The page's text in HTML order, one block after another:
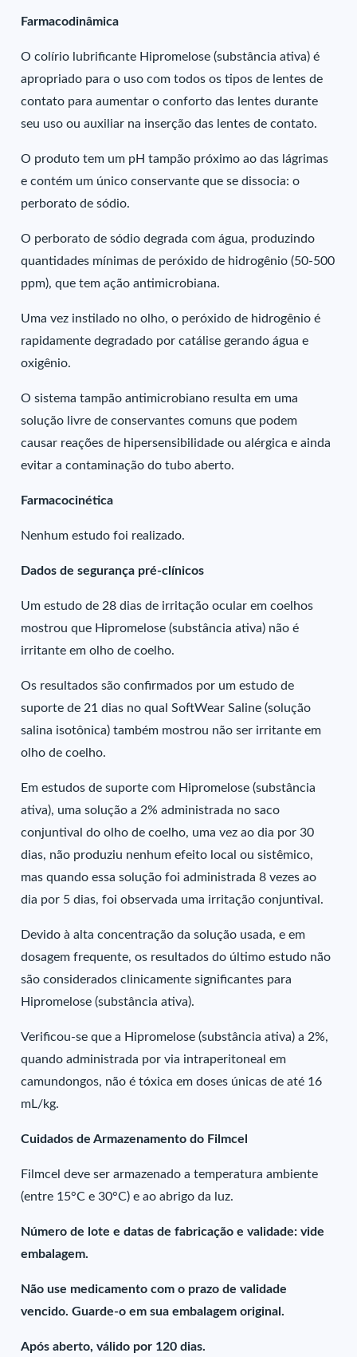
Farmacodinâmica
O colírio lubrificante Hipromelose (substância ativa) é
apropriado para o uso com todos os tipos de lentes de
contato para aumentar o conforto das lentes durante
seu uso ou auxiliar na inserção das lentes de contato.
O produto tem um pH tampão próximo ao das lágrimas
e contém um único conservante que se dissocia: o
perborato de sódio.
O perborato de sódio degrada com água, produzindo
quantidades mínimas de peróxido de hidrogênio (50-500
ppm), que tem ação antimicrobiana.
Uma vez instilado no olho, o peróxido de hidrogênio é
rapidamente degradado por catálise gerando água e
oxigênio.
O sistema tampão antimicrobiano resulta em uma
solução livre de conservantes comuns que podem
causar reações de hipersensibilidade ou alérgica e ainda
evitar a contaminação do tubo aberto.
Farmacocinética
Nenhum estudo foi realizado.
Dados de segurança pré-clínicos
Um estudo de 28 dias de irritação ocular em coelhos
mostrou que Hipromelose (substância ativa) não é
irritante em olho de coelho.
Os resultados são confirmados por um estudo de
suporte de 21 dias no qual SoftWear Saline (solução
salina isotônica) também mostrou não ser irritante em
olho de coelho.
Em estudos de suporte com Hipromelose (substância
ativa), uma solução a 2% administrada no saco
conjuntival do olho de coelho, uma vez ao dia por 30
dias, não produziu nenhum efeito local ou sistêmico,
mas quando essa solução foi administrada 8 vezes ao
dia por 5 dias, foi observada uma irritação conjuntival.
Devido à alta concentração da solução usada, e em
dosagem frequente, os resultados do último estudo não
são considerados clinicamente significantes para
Hipromelose (substância ativa).
Verificou-se que a Hipromelose (substância ativa) a 2%,
quando administrada por via intraperitoneal em
camundongos, não é tóxica em doses únicas de até 16
mL/kg.
Cuidados de Armazenamento do Filmcel
Filmcel deve ser armazenado a temperatura ambiente
(entre 15°C e 30°C) e ao abrigo da luz.
Número de lote e datas de fabricação e validade: vide
embalagem.
Não use medicamento com o prazo de validade
vencido. Guarde-o em sua embalagem original.
Após aberto, válido por 120 dias.